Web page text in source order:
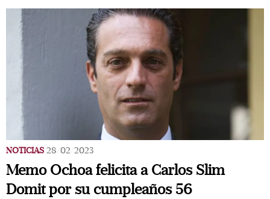
NOTICIAS 28/02/2023
Memo Ochoa felicita a Carlos Slim
Domit por su cumpleaños 56